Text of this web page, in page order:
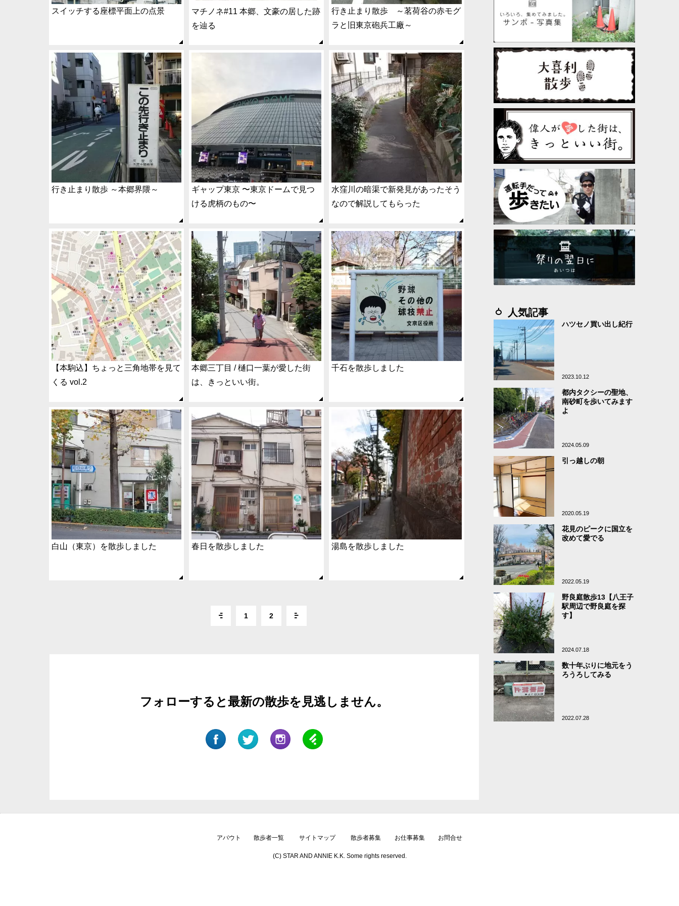
スイッチする座標平面上の点景
マチノネ#11 本郷、文豪の居した跡
を辿る
行き止まり散歩 ～茗荷谷の赤モグ
ラと旧東京砲兵工廠～
行き止まり散歩 ～本郷界隈～
ギャップ東京 〜東京ドームで見つ
ける虎柄のもの〜
水窪川の暗渠で新発見があったそう
なので解説してもらった
【本駒込】ちょっと三角地帯を見て
くる vol.2
本郷三丁目 / 樋口一葉が愛した街
は、きっといい街。
千石を散歩しました
白山（東京）を散歩しました 春日を散歩しました 湯島を散歩しました
1 2
フォローすると最新の散歩を見逃しません。
人気記事
ハツセノ買い出し紀行
2023.10.12
都内タクシーの聖地、
南砂町を歩いてみます
よ
2024.05.09
引っ越しの朝
2020.05.19
花見のピークに国立を
改めて愛でる
2022.05.19
野良庭散歩13【八王子
駅周辺で野良庭を探
す】
2024.07.18
数十年ぶりに地元をう
ろうろしてみる
2022.07.28
アバウト 散歩者一覧 サイトマップ 散歩者募集 お仕事募集 お問合せ
(C) STAR AND ANNIE K.K. Some rights reserved.